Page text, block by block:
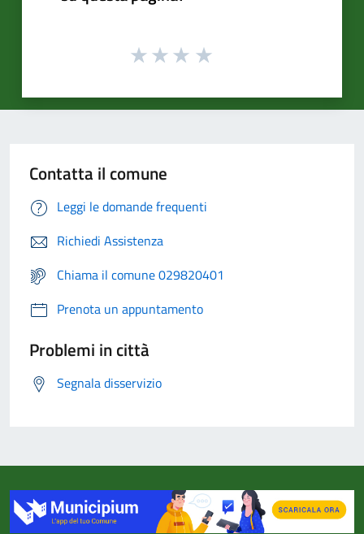
Contatta il comune
Leggi le domande frequenti
Richiedi Assistenza
Chiama il comune 029820401
Prenota un appuntamento
Problemi in città
Segnala disservizio